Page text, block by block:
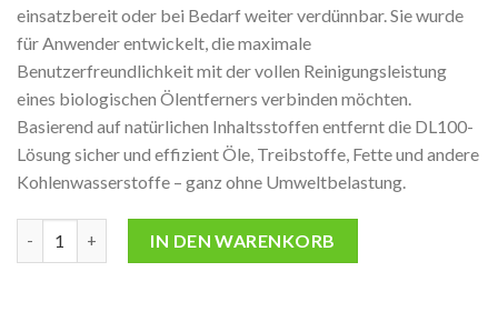
einsatzbereit oder bei Bedarf weiter verdünnbar. Sie wurde
für Anwender entwickelt, die maximale
Benutzerfreundlichkeit mit der vollen Reinigungsleistung
eines biologischen Ölentferners verbinden möchten.
Basierend auf natürlichen Inhaltsstoffen entfernt die DL100-
Lösung sicher und effizient Öle, Treibstoffe, Fette und andere
Kohlenwasserstoffe – ganz ohne Umweltbelastung.
IN DEN WARENKORB